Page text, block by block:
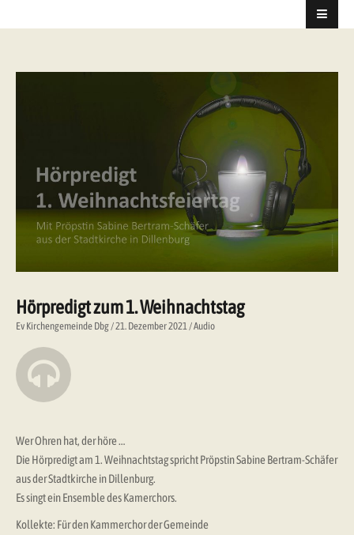
Hörpredigt zum 1. Weihnachtstag
Ev Kirchengemeinde Dbg 21. Dezember 2021 Audio
Wer Ohren hat, der höre …
Die Hörpredigt am 1. Weihnachtstag spricht Pröpstin Sabine Bertram-Schäfer
aus der Stadtkirche in Dillenburg.
Es singt ein Ensemble des Kamerchors.
Kollekte: Für den Kammerchor der Gemeinde